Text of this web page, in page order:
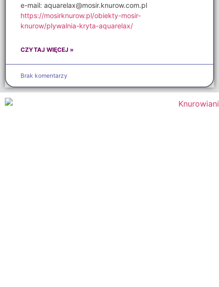
e-mail: aquarelax@mosir.knurow.com.pl
https://mosirknurow.pl/obiekty-mosir-
knurow/plywalnia-kryta-aquarelax/
CZYTAJ WIĘCEJ »
Brak komentarzy